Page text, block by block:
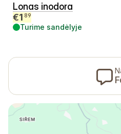
Lonas inodora
€1 89
Turime sandėlyje